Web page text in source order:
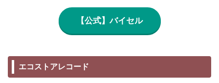
【公式】バイセル
エコストアレコード